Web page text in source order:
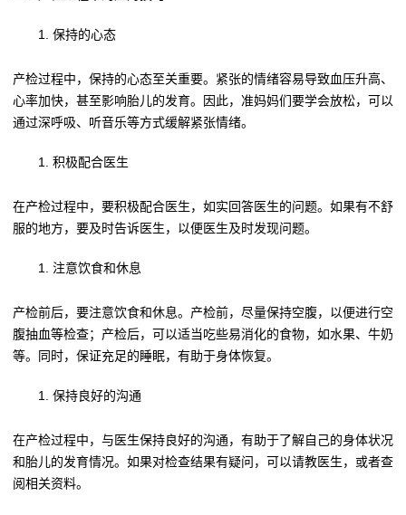
保持的心态
产检过程中，保持的心态至关重要。紧张的情绪容易导致血压升高、
心率加快，甚至影响胎儿的发育。因此，准妈妈们要学会放松，可以
通过深呼吸、听音乐等方式缓解紧张情绪。
积极配合医生
在产检过程中，要积极配合医生，如实回答医生的问题。如果有不舒
服的地方，要及时告诉医生，以便医生及时发现问题。
注意饮食和休息
产检前后，要注意饮食和休息。产检前，尽量保持空腹，以便进行空
腹抽血等检查；产检后，可以适当吃些易消化的食物，如水果、牛奶
等。同时，保证充足的睡眠，有助于身体恢复。
保持良好的沟通
在产检过程中，与医生保持良好的沟通，有助于了解自己的身体状况
和胎儿的发育情况。如果对检查结果有疑问，可以请教医生，或者查
阅相关资料。